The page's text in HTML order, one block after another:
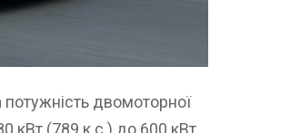
двомоторної
кВт (789 к.с.) до 600 кВт